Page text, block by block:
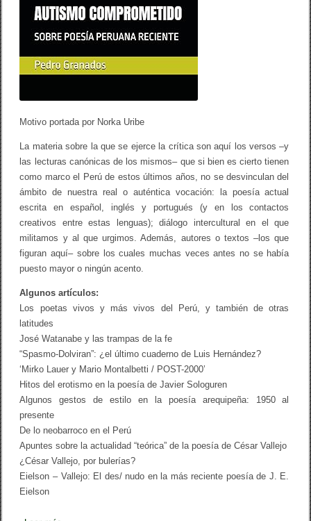
T
I
O
S
O
O
S
Í
E
R
A
N
E
I
E
E
Motivo portada por Norka Uribe
La materia sobre la que se ejerce la crítica son aquí los versos –y
las lecturas canónicas de los mismos– que si bien es cierto tienen
como marco el Perú de estos últimos años, no se desvinculan del
ámbito de nuestra real o auténtica vocación: la poesía actual
escrita en español, inglés y portugués (y en los contactos
creativos entre estas lenguas); diálogo intercultural en el que
militamos y al que urgimos. Además, autores o textos –los que
figuran aquí– sobre los cuales muchas veces antes no se había
puesto mayor o ningún acento.
Algunos artículos:
Los poetas vivos y más vivos del Perú, y también de otras
latitudes
José Watanabe y las trampas de la fe
“Spasmo-Dolviran”: ¿el último cuaderno de Luis Hernández?
‘Mirko Lauer y Mario Montalbetti / POST-2000’
Hitos del erotismo en la poesía de Javier Sologuren
Algunos gestos de estilo en la poesía arequipeña: 1950 al
presente
De lo neobarroco en el Perú
Apuntes sobre la actualidad “teórica” de la poesía de César Vallejo
¿César Vallejo, por bulerías?
Eielson – Vallejo: El des/ nudo en la más reciente poesía de J. E.
Eielson